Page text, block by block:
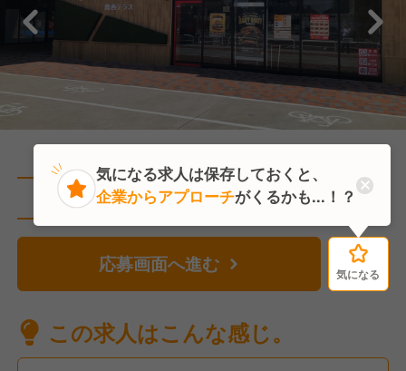
直近4人がこの求人を検討中
応募画面へ進む 気になる
この求人はこんな感じ。
気になる
気になる求人は保存しておくと、
企業からアプローチがくるかも...！？